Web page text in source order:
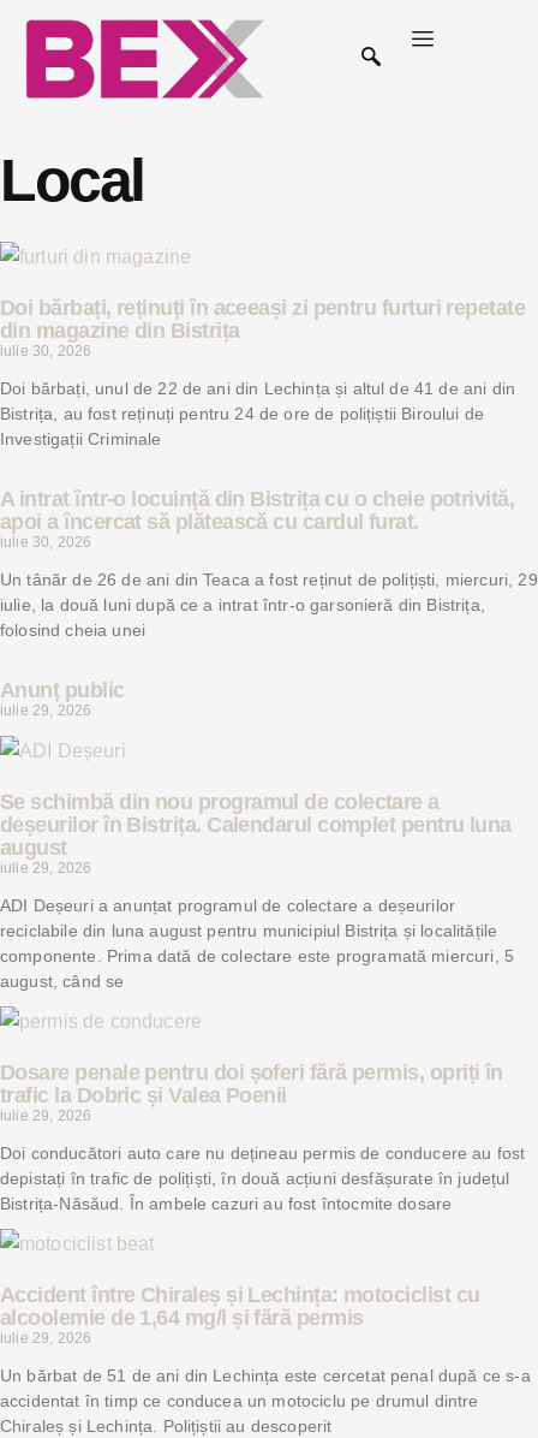
Local
Doi bărbați, reținuți în aceeași zi pentru furturi repetate
din magazine din Bistrița
iulie 30, 2026
Doi bărbați, unul de 22 de ani din Lechința și altul de 41 de ani din
Bistrița, au fost reținuți pentru 24 de ore de polițiștii Biroului de
Investigații Criminale
A intrat într-o locuință din Bistrița cu o cheie potrivită,
apoi a încercat să plătească cu cardul furat.
iulie 30, 2026
Un tânăr de 26 de ani din Teaca a fost reținut de polițiști, miercuri, 29
iulie, la două luni după ce a intrat într-o garsonieră din Bistrița,
folosind cheia unei
Anunț public
iulie 29, 2026
Se schimbă din nou programul de colectare a
deșeurilor în Bistrița. Calendarul complet pentru luna
august
iulie 29, 2026
ADI Deșeuri a anunțat programul de colectare a deșeurilor
reciclabile din luna august pentru municipiul Bistrița și localitățile
componente. Prima dată de colectare este programată miercuri, 5
august, când se
Dosare penale pentru doi șoferi fără permis, opriți în
trafic la Dobric și Valea Poenii
iulie 29, 2026
Doi conducători auto care nu dețineau permis de conducere au fost
depistați în trafic de polițiști, în două acțiuni desfășurate în județul
Bistrița-Năsăud. În ambele cazuri au fost întocmite dosare
Accident între Chiraleș și Lechința: motociclist cu
alcoolemie de 1,64 mg/l și fără permis
iulie 29, 2026
Un bărbat de 51 de ani din Lechința este cercetat penal după ce s-a
accidentat în timp ce conducea un motociclu pe drumul dintre
Chiraleș și Lechința. Polițiștii au descoperit